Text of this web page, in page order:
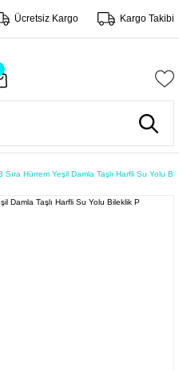
Ücretsiz Kargo Kargo Takibi
Sıra Hürrem Yeşil Damla Taşlı Harfli Su Yolu